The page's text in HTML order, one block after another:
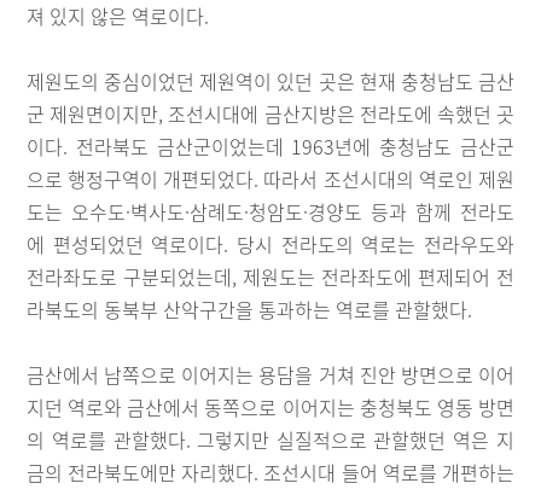
져 있지 않은 역로이다.
제원도의 중심이었던 제원역이 있던 곳은 현재 충청남도 금산
군 제원면이지만, 조선시대에 금산지방은 전라도에 속했던 곳
이다. 전라북도 금산군이었는데 1963년에 충청남도 금산군
으로 행정구역이 개편되었다. 따라서 조선시대의 역로인 제원
도는 오수도·벽사도·삼례도·청암도·경양도 등과 함께 전라도
에 편성되었던 역로이다. 당시 전라도의 역로는 전라우도와
전라좌도로 구분되었는데, 제원도는 전라좌도에 편제되어 전
라북도의 동북부 산악구간을 통과하는 역로를 관할했다.
금산에서 남쪽으로 이어지는 용담을 거쳐 진안 방면으로 이어
지던 역로와 금산에서 동쪽으로 이어지는 충청북도 영동 방면
의 역로를 관할했다. 그렇지만 실질적으로 관할했던 역은 지
금의 전라북도에만 자리했다. 조선시대 들어 역로를 개편하는